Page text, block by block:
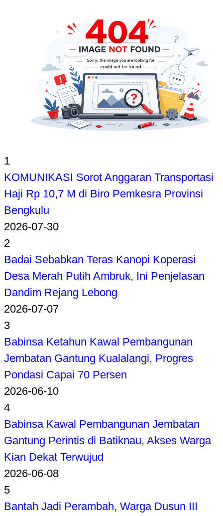
1
KOMUNIKASI Sorot Anggaran Transportasi
Haji Rp 10,7 M di Biro Pemkesra Provinsi
Bengkulu
2026-07-30
2
Badai Sebabkan Teras Kanopi Koperasi
Desa Merah Putih Ambruk, Ini Penjelasan
Dandim Rejang Lebong
2026-07-07
3
Babinsa Ketahun Kawal Pembangunan
Jembatan Gantung Kualalangi, Progres
Pondasi Capai 70 Persen
2026-06-10
4
Babinsa Kawal Pembangunan Jembatan
Gantung Perintis di Batiknau, Akses Warga
Kian Dekat Terwujud
2026-06-08
5
Bantah Jadi Perambah, Warga Dusun III